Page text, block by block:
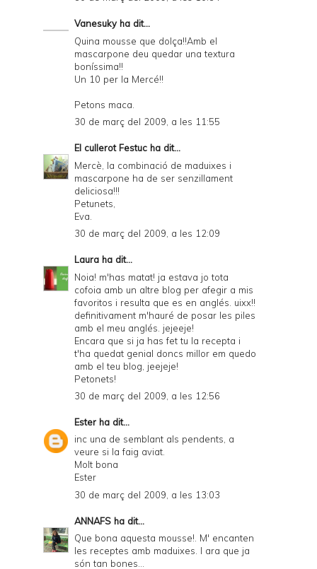
Vanesukyha dit...
Quina mousse que dolça!!Amb el
mascarpone deu quedar una textura
boníssima!!
Un 10 per la Mercé!!
Petons maca.
30 de març del 2009, a les 11:55
El cullerot Festuc ha dit...
Mercè, la combinació de maduixes i
mascarpone ha de ser senzillament
deliciosa!!!
Petunets,
Eva.
30 de març del 2009, a les 12:09
Laura ha dit...
Noia! m'has matat! ja estava jo tota
cofoia amb un altre blog per afegir a mis
favoritos i resulta que es en anglés. uixx!!
definitivament m'hauré de posar les piles
amb el meu anglés. jejeeje!
Encara que si ja has fet tu la recepta i
t'ha quedat genial doncs millor em quedo
amb el teu blog, jeejeje!
Petonets!
30 de març del 2009, a les 12:56
Ester ha dit...
inc una de semblant als pendents, a
veure si la faig aviat.
Molt bona
Ester
30 de març del 2009, a les 13:03
ANNAFS ha dit...
Que bona aquesta mousse!. M' encanten
les receptes amb maduixes. I ara que ja
són tan bones...